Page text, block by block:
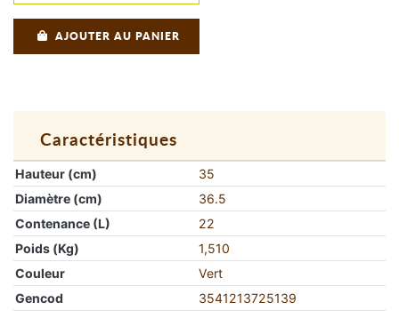
AJOUTER AU PANIER
Caractéristiques
Hauteur (cm)
35
Diamètre (cm)
36.5
Contenance (L)
22
Poids (Kg)
1,510
Couleur
Vert
Gencod
3541213725139